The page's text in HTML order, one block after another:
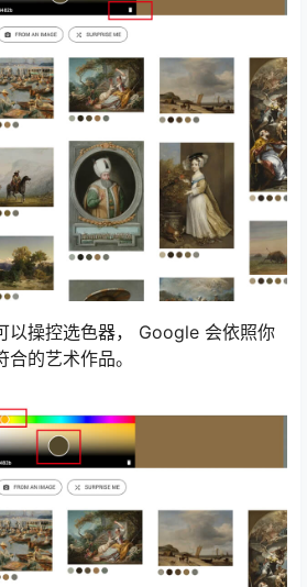
以操控选色器， Google 会依照你
的艺术作品。